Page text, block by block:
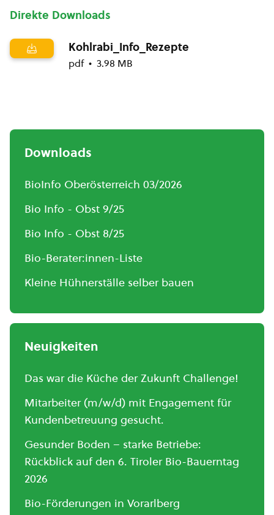
Direkte Downloads
Kohlrabi_Info_Rezepte
pdf 3.98 MB
Downloads
BioInfo Oberösterreich 03/2026
Bio Info - Obst 9/25
Bio Info - Obst 8/25
Bio-Berater:innen-Liste
Kleine Hühnerställe selber bauen
Neuigkeiten
Das war die Küche der Zukunft Challenge!
Mitarbeiter (m/w/d) mit Engagement für
Kundenbetreuung gesucht.
Gesunder Boden – starke Betriebe:
Rückblick auf den 6. Tiroler Bio-Bauerntag
2026
Bio-Förderungen in Vorarlberg